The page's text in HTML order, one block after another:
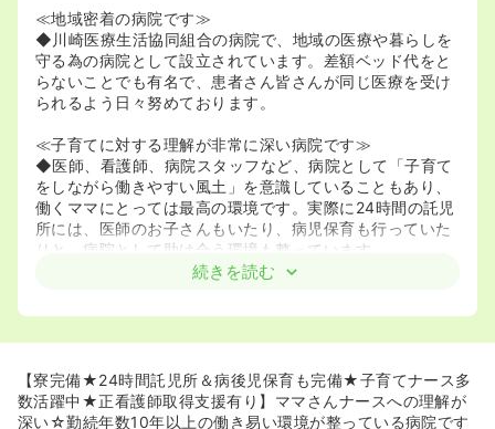
≪地域密着の病院です≫
◆川崎医療生活協同組合の病院で、地域の医療や暮らしを
守る為の病院として設立されています。差額ベッド代をと
らないことでも有名で、患者さん皆さんが同じ医療を受け
られるよう日々努めております。
≪子育てに対する理解が非常に深い病院です≫
◆医師、看護師、病院スタッフなど、病院として「子育て
をしながら働きやすい風土」を意識していることもあり、
働くママにとっては最高の環境です。実際に24時間の託児
所には、医師のお子さんもいたり、病児保育も行っていた
りと、病院として助け合う環境も整っています。
◆リフレッシュ休暇には、希望すれば託児所にこどもを預
した休日を過ごされている方もいらっしゃいます。これ
づいています。
続きを読む
【寮完備★24時間託児所＆病後児保育も完備★子育てナース多
数活躍中★正看護師取得支援有り】ママさんナースへの理解が
深い☆勤続年数10年以上の働き易い環境が整っている病院です